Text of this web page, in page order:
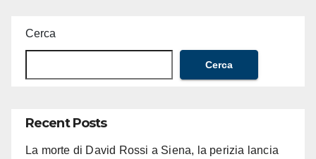
Cerca
Cerca
Recent Posts
La morte di David Rossi a Siena, la perizia lancia